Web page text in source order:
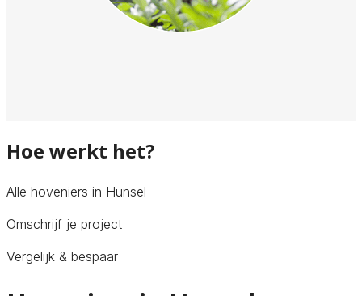
Hoe werkt het?
Alle hoveniers in Hunsel
Omschrijf je project
Vergelijk & bespaar